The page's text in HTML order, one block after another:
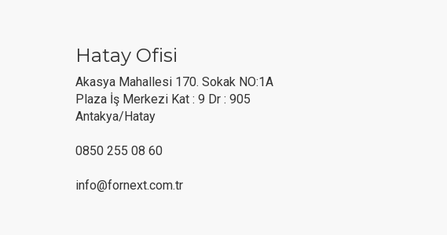
Hatay Ofisi
Akasya Mahallesi 170. Sokak NO:1A
Plaza İş Merkezi Kat : 9 Dr : 905
Antakya/Hatay
0850 255 08 60
info@fornext.com.tr